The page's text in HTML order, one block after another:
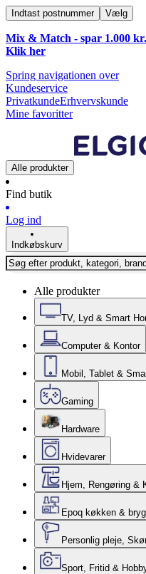
Indtast postnummer Vælg
Mix & Match - spar 1.000
Klik her
Spring navigationen over
Kundeservice
PrivatkundeErhvervskunde
Mine favoritter
Alle produkter
Find butik
Log ind
Indkøbskurv
Alle produkter
TV, Lyd & Smart
Computer & Kontor
Mobil, Tablet &
Gaming
Hardware
Hvidevarer
Hjem, Rengøring &
Epoq køkken &
Personlig pleje,
Sport, Fritid &